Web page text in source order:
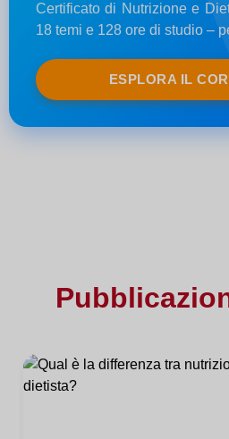
Certificato di Nutrizione e
18 temi e 128 ore di studio –
ESPLORA IL